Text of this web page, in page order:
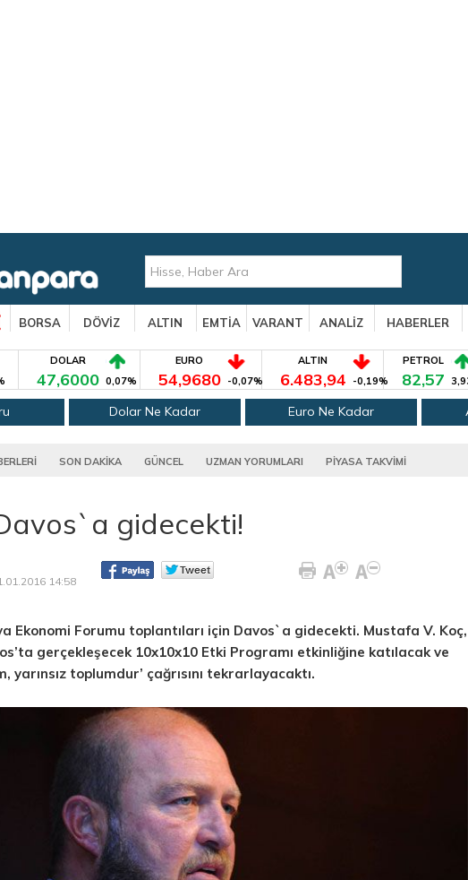
BORSA DÖVİZ ALTIN EMTİA VARANT ANALİZ HABERLER
DOLAR
47,6000 0,07%
EURO
54,9680 -0,07%
ALTIN
6.483,94 -0,19%
PETROL
82,57
Dolar Ne Kadar Euro Ne Kadar
SON DAKİKA GÜNCEL UZMAN YORUMLARI PİYASA TAKVİMİ
gidecekti!
14:58
Ekonomi Forumu toplantıları için Davos`a gidecekti. Mustafa V. Koç,
gerçekleşecek 10x10x10 Etki Programı etkinliğine katılacak ve
yarınsız toplumdur’ çağrısını tekrarlayacaktı.